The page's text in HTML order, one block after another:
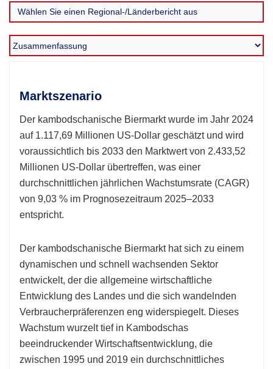
Marktszenario
Der kambodschanische Biermarkt wurde im Jahr 2024
auf 1.117,69 Millionen US-Dollar geschätzt und wird
voraussichtlich bis 2033 den Marktwert von 2.433,52
Millionen US-Dollar übertreffen, was einer
durchschnittlichen jährlichen Wachstumsrate (CAGR)
von 9,03 % im Prognosezeitraum 2025–2033
entspricht.
Der kambodschanische Biermarkt hat sich zu einem
dynamischen und schnell wachsenden Sektor
entwickelt, der die allgemeine wirtschaftliche
Entwicklung des Landes und die sich wandelnden
Verbraucherpräferenzen eng widerspiegelt. Dieses
Wachstum wurzelt tief in Kambodschas
beeindruckender Wirtschaftsentwicklung, die
zwischen 1995 und 2019 ein durchschnittliches